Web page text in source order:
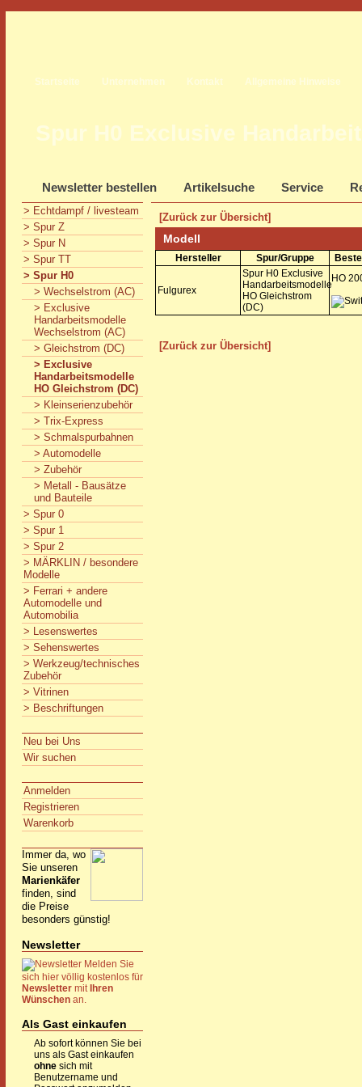
Startseite Unternehmen Kontakt Allgemeine Hinweise
Spur H0 Exclusive
Newsletter bestellen Artikelsuche Service
> Echtdampf / livesteam
> Spur Z
> Spur N
> Spur TT
> Spur H0
> Wechselstrom (AC)
> Exclusive
Handarbeitsmodelle
Wechselstrom (AC)
> Gleichstrom (DC)
> Exclusive
Handarbeitsmodelle
HO Gleichstrom (DC)
> Kleinserienzubehör
> Trix-Express
> Schmalspurbahnen
> Automodelle
> Zubehör
> Metall - Bausätze
und Bauteile
> Spur 0
> Spur 1
> Spur 2
> MÄRKLIN / besondere
Modelle
> Ferrari + andere
Automodelle und
Automobilia
> Lesenswertes
> Sehenswertes
> Werkzeug/technisches
Zubehör
> Vitrinen
> Beschriftungen
Neu bei Uns
Wir suchen
Anmelden
Registrieren
Warenkorb
Immer da, wo
Sie unseren
Marienkäfer
finden, sind
die Preise
besonders günstig!
Newsletter
Melden Sie
sich hier völlig kostenlos für
Newsletter mit Ihren
Wünschen an.
Als Gast einkaufen
Ab sofort können Sie bei
uns als Gast einkaufen
ohne sich mit
Benutzername und
[Zurück zur Übersicht]
Modell
Hersteller Spur/Gruppe
Fulgurex
Spur H0 Exclusive
Handarbeitsmodelle
HO Gleichstrom
(DC)
HO
[Zurück zur Übersicht]